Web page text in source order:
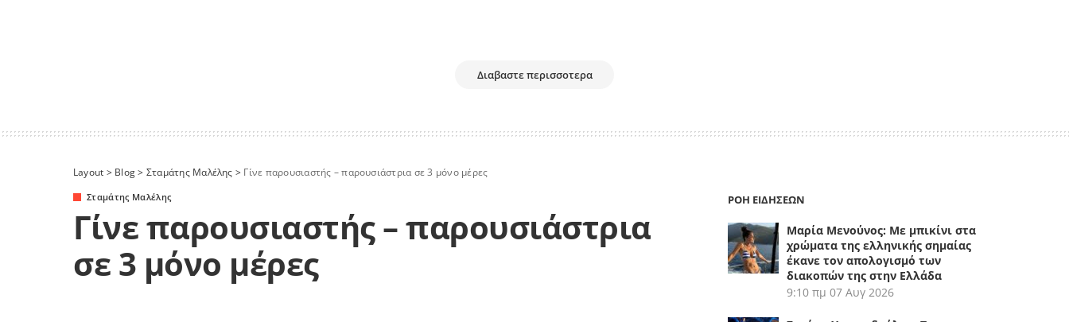
Διαβαστε περισσοτερα
Layout > Blog> Σταμάτης Μαλέλης > Γίνε παρουσιαστής – παρουσιάστρια σε 3 μόνο μέρες
Σταμάτης Μαλέλης
Γίνε παρουσιαστής – παρουσιάστρια
σε 3 μόνο μέρες
ΡΟΗ ΕΙΔΗΣΕΩΝ
Μαρία Μενούνος: Με μπικίνι στα
χρώματα της ελληνικής σημαίας
έκανε τον απολογισμό των
διακοπών της στην Ελλάδα
9:10 πμ 07 Αυγ 2026